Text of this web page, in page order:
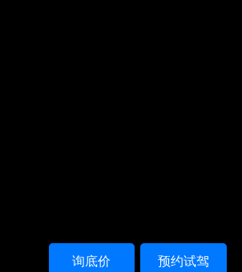
预约试驾
询底价